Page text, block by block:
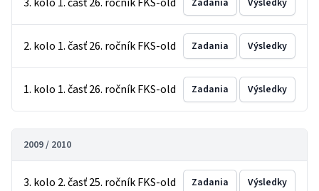
Zadania Výsledky
2. kolo 1. časť 26. ročník FKS-old Zadania Výsledky
1. kolo 1. časť 26. ročník FKS-old Zadania Výsledky
2009 / 2010
3. kolo 2. časť 25. ročník FKS-old Zadania Výsledky